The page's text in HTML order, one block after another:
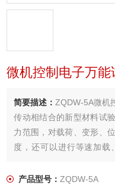
微机控制电子万能
简要描述：ZQDW-5A微机
传动相结合的新型材料试
力范围，对载荷、变形、
度，还可以进行等速加载
产品型号：ZQDW-5A